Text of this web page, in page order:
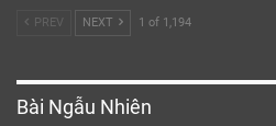
PREV NEXT 1 of 1,194
Bài Ngẫu Nhiên